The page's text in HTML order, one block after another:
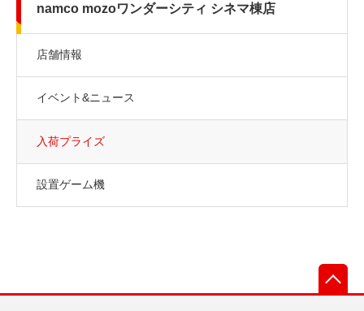
namco mozoワンダーシティ シネマ棟店
店舗情報
イベント&ニュース
入荷プライズ
設置ゲーム機